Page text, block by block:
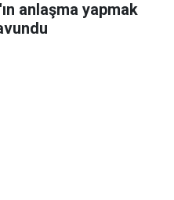
anlaşma yapmak